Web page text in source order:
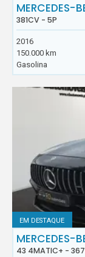
MERCEDES-
381CV - 5P
2016
150.000 km
Gasolina
EM DESTAQUE
MERCEDES-
43 4MATIC+ -